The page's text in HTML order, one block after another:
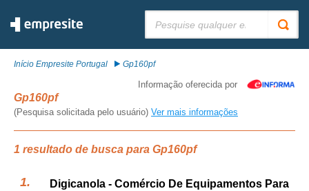
Início Empresite Portugal Gp160pf
Informação oferecida por
Gp160pf
(Pesquisa solicitada pelo usuário) Ver mais informações
1 resultado de busca para Gp160pf
Digicanola - Comércio De Equipamentos Para